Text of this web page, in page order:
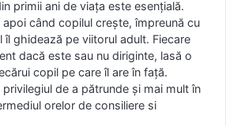
primii ani de viața este esențială.
apoi când copilul crește, împreună cu
ghidează pe viitorul adult. Fiecare
dacă este sau nu diriginte, lasă o
copil pe care îl are în față.
privilegiul de a pătrunde și mai mult în
orelor de consiliere si